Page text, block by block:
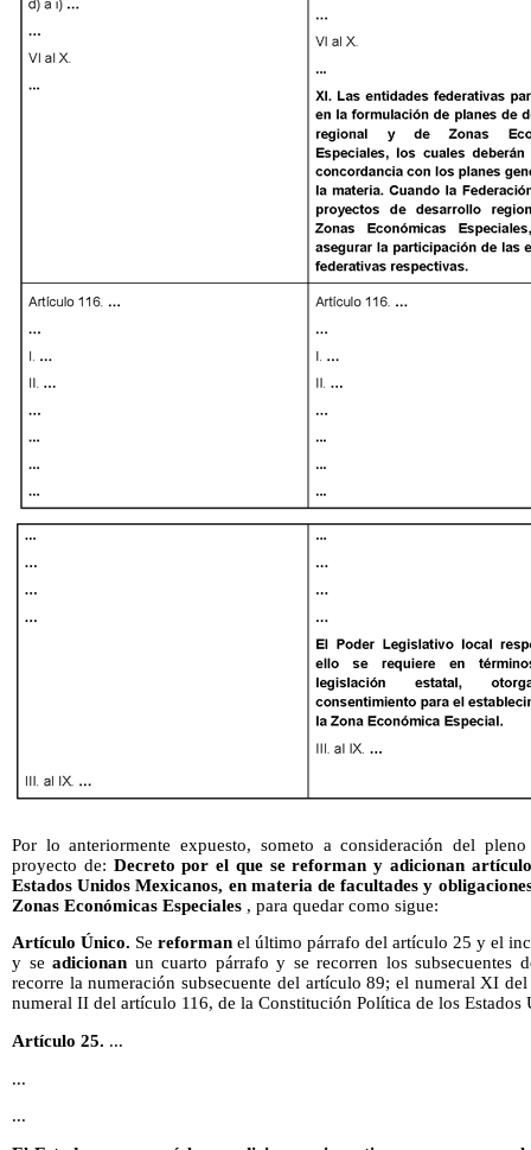
Por lo anteriormente expuesto, someto a consideración del
proyecto de: Decreto por el que se reforman y adicionan
Estados Unidos Mexicanos, en materia de facultades y
Zonas Económicas Especiales , para quedar como sigue:
Artículo Único. Se reforman el último párrafo del artículo 25 y el
y se adicionan un cuarto párrafo y se recorren los
recorre la numeración subsecuente del artículo 89; el numeral XI
numeral II del artículo 116, de la Constitución Política de los Estados
Artículo 25. ...
...
...